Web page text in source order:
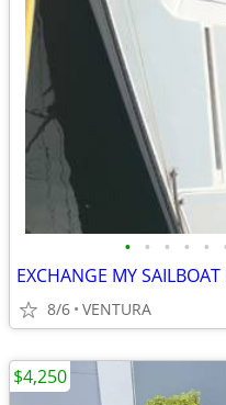
• • • • •
EXCHANGE MY
8/6 VENTURA
$4,250